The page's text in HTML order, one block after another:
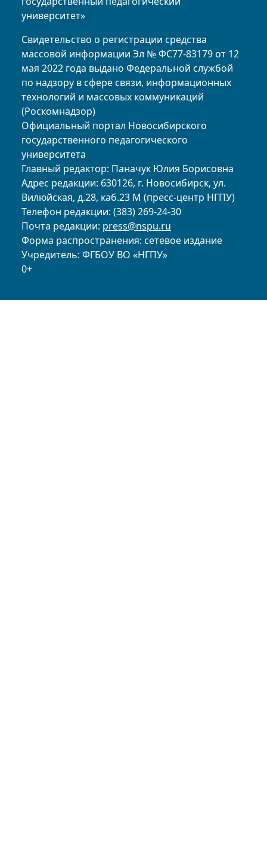
университет»
Свидетельство о регистрации средства
массовой информации Эл № ФС77-83179 от 12
мая 2022 года выдано Федеральной службой
по надзору в сфере связи, информационных
технологий и массовых коммуникаций
(Роскомнадзор)
Официальный портал Новосибирского
государственного педагогического
университета
Главный редактор: Паначук Юлия Борисовна
Адрес редакции: 630126, г. Новосибирск, ул.
Вилюйская, д.28, каб.23 М (пресс-центр НГПУ)
Телефон редакции: (383) 269-24-30
Почта редакции: press@nspu.ru
Форма распространения: сетевое издание
Учредитель: ФГБОУ ВО «НГПУ»
0+